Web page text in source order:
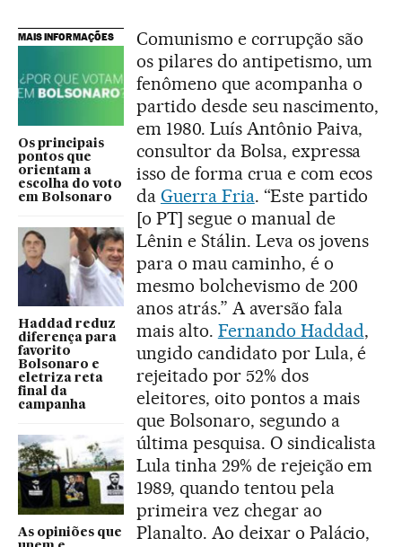
MAIS INFORMAÇÕES
Os principais
pontos que
orientam a
escolha do voto
em Bolsonaro
Haddad reduz
diferença para
favorito
Bolsonaro e
eletriza reta
final da
campanha
As opiniões que
Comunismo e corrupção são
os pilares do antipetismo, um
fenômeno que acompanha o
partido desde seu nascimento,
em 1980. Luís Antônio Paiva,
consultor da Bolsa, expressa
isso de forma crua e com ecos
da Guerra Fria. “Este partido
[o PT] segue o manual de
Lênin e Stálin. Leva os jovens
para o mau caminho, é o
mesmo bolchevismo de 200
anos atrás.” A aversão fala
mais alto. Fernando Haddad,
ungido candidato por Lula, é
rejeitado por 52% dos
eleitores, oito pontos a mais
que Bolsonaro, segundo a
última pesquisa. O sindicalista
Lula tinha 29% de rejeição em
1989, quando tentou pela
primeira vez chegar ao
Planalto. Ao deixar o Palácio,